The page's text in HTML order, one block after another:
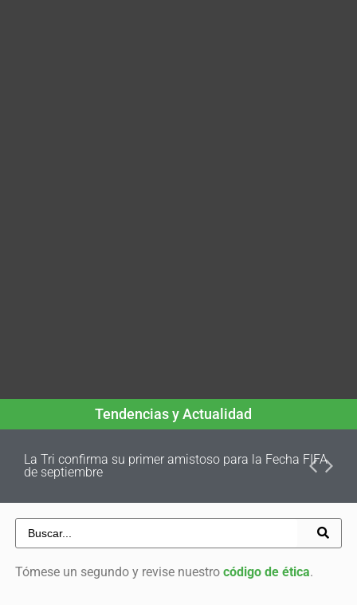
Tendencias y Actualidad
La Tri confirma su primer amistoso para la Fecha FIFA
de septiembre
Tómese un segundo y revise nuestro código de ética.